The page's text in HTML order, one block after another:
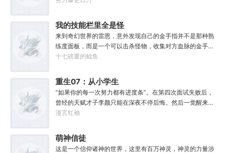
存，真实不做作，拥有一个广为流传的爱恨恩怨故事。十年
失的来到这个世界。“剧情对话什么的最烦人了，统统跳
过。”“我不想知道为什么，我只想大开杀戒。”基里曼：达奇
是个优秀的战士，就是不爱听人话，每次想和他说些什么，
他都要跳过。塔拉辛：我很好奇，他是怎么把恒星敲成一个
个方块的。钛族：对那家伙来说，物理学已经不存在了。恐
孩子抓了，把他们洗得白白净净的，这种羞辱让我悲愤欲
绝。奸奇：一切变化都是命运的一部分，但命运被那个混蛋
给打碎了。色孽：其实达奇已经被我腐化了，但我不敢告诉
他。………………达奇：前面忘了，后面也忘了，总之，让亚
我的技能栏里全是怪
物招
来到奇幻世界的雷恩，意外发现自己的金手指并不是那种熟
练度面板，而是一个可以击杀怪物，收集对方血脉的金手
指。.......原本的黑白遗像，突然间变成了彩色，哥布林图标
的口水，都是那么的鲜活，一瞬间，哥布林仿佛活了过来。
还未等雷恩多想，他忽然感到全身肌肉似乎紧实了一些，同
时，小腹......“这.......”当他有些茫然，眼角余光瞥过属性栏
时：【姓名：雷恩】【职业：农夫】【加持血脉：普通哥布
林血脉】【血脉天赋：高速繁殖lv2......灵巧lv1.......】【力
知：5】【魅力：5】......于是，他看向那些强大或变异怪物
的眼神，并没有寻常冒险者的惊恐、畏惧，而是满满的期待
十七磅重的鲶鱼
重生07：从小学生
开始加点
“如果你的每一次努力都有进度条”。在第四次面试失败后，
曾经的天赋才子李颜只能在深夜不停后悔。然后一觉醒来穿
越回了小学时代。好消息：上天给了他弥补遗憾的机会。坏
赠了一个加点系统。坏消息：没有系统说明也没有任务。李
颜记得自己穿越了，却只能接触某人某事时回忆起相关记
漫言红袖
萌神信徒
这是一个信仰诸神的世界，这里有百万神灵，神灵的力量涉